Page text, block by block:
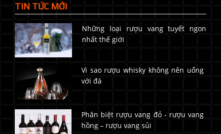
TIN TỨC MỚI
Những loại rượu vang tuyết ngon
nhất thế giới
Vì sao rượu whisky không nên uống
với đá
Phân biệt rượu vang đỏ - rượu vang
hồng – rượu vang sủi